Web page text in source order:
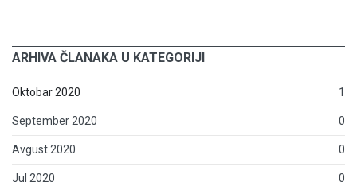
ARHIVA ČLANAKA U KATEGORIJI
Oktobar 2020 1
September 2020 0
Avgust 2020 0
Jul 2020 0